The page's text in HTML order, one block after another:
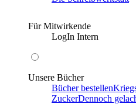
Für Mitwirkende
LogIn Intern
Unsere Bücher
Bücher bestellen
ZuckerDennoch